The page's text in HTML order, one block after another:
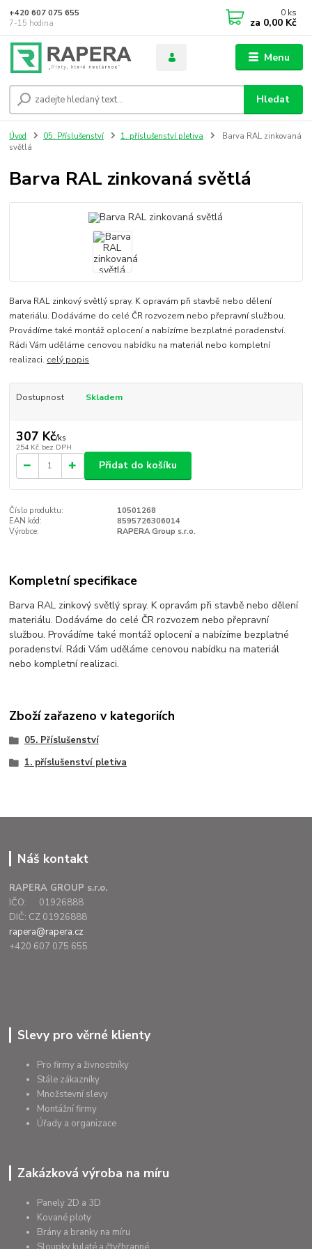
Menu
Hledat
+420 607 075 655
7-15 hodina
0 ks
za 0,00 Kč
Úvod 05. Příslušenství 1. příslušenství pletiva
Barva RAL zinkovaná
světlá
Barva RAL zinkovaná světlá
Barva RAL zinkový světlý spray. K opravám při stavbě nebo dělení
materiálu. Dodáváme do celé ČR rozvozem nebo přepravní službou.
Provádíme také montáž oplocení a nabízíme bezplatné poradenství.
Rádi Vám uděláme cenovou nabídku na materiál nebo kompletní
realizaci. celý popis
Dostupnost Skladem
307 Kč/ks
254 Kč bez DPH
Přidat do košíku
Číslo produktu:
10501268
EAN kód:
8595726306014
Výrobce:
RAPERA Group s.r.o.
Kompletní specifikace
Barva RAL zinkový světlý spray. K opravám při stavbě nebo dělení
materiálu. Dodáváme do celé ČR rozvozem nebo přepravní
službou. Provádíme také montáž oplocení a nabízíme bezplatné
poradenství. Rádi Vám uděláme cenovou nabídku na materiál
nebo kompletní realizaci.
Zboží zařazeno v kategoriích
05. Příslušenství
1. příslušenství pletiva
Náš kontakt
RAPERA GROUP s.r.o.
IČO: 01926888
DIČ: CZ 01926888
rapera@rapera.cz
+420 607 075 655
Slevy pro věrné klienty
Pro firmy a živnostníky
Stále zákazníky
Množstevní slevy
Montážní firmy
Úřady a organizace
Zakázková výroba na míru
Panely 2D a 3D
Kované ploty
Brány a branky na míru